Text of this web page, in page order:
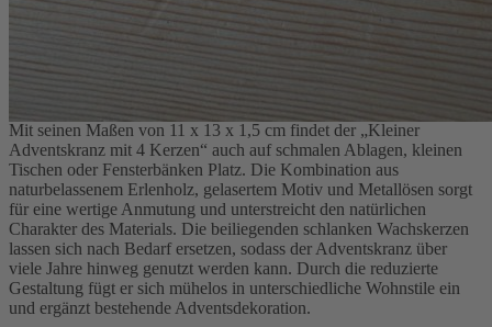
Handgefertigte Details und vielseitige
Verwendung
Mit seinen Maßen von 11 x 13 x 1,5 cm findet der „Kleiner
Adventskranz mit 4 Kerzen“ auch auf schmalen Ablagen, kleinen
Tischen oder Fensterbänken Platz. Die Kombination aus
naturbelassenem Erlenholz, gelasertem Motiv und Metallösen sorgt
für eine wertige Anmutung und unterstreicht den natürlichen
Charakter des Materials. Die beiliegenden schlanken Wachskerzen
lassen sich nach Bedarf ersetzen, sodass der Adventskranz über
viele Jahre hinweg genutzt werden kann. Durch die reduzierte
Gestaltung fügt er sich mühelos in unterschiedliche Wohnstile ein
und ergänzt bestehende Adventsdekoration.